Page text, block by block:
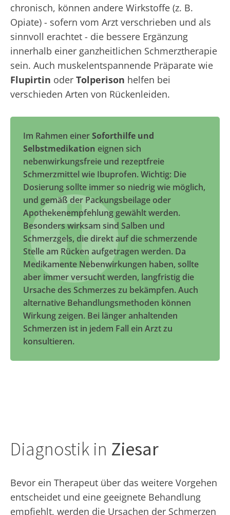
chronisch, können andere Wirkstoffe (z. B.
Opiate) - sofern vom Arzt verschrieben und als
sinnvoll erachtet - die bessere Ergänzung
innerhalb einer ganzheitlichen Schmerztherapie
sein. Auch muskelentspannende Präparate wie
Flupirtin oder Tolperison helfen bei
verschieden Arten von Rückenleiden.
Im Rahmen einerSoforthilfe und
Selbstmedikation eignen sich
nebenwirkungsfreie und rezeptfreie
Schmerzmittel wie Ibuprofen. Wichtig: Die
Dosierung sollte immer so niedrig wie möglich,
und gemäß der Packungsbeilage oder
Apothekenempfehlung gewählt werden.
Besonders wirksam sind Salben und
Schmerzgels, die direkt auf die schmerzende
Stelle am Rücken aufgetragen werden. Da
Medikamente Nebenwirkungen haben, sollte
aber immer versucht werden, langfristig die
Ursache des Schmerzes zu bekämpfen. Auch
alternative Behandlungsmethoden können
Wirkung zeigen. Bei länger anhaltenden
Schmerzen ist in jedem Fall ein Arzt zu
konsultieren.
Diagnostik in Ziesar
Bevor ein Therapeut über das weitere Vorgehen
entscheidet und eine geeignete Behandlung
empfiehlt, werden die Ursachen der Schmerzen